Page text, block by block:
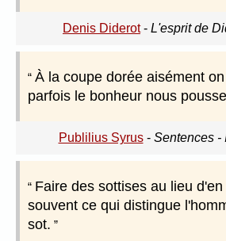
Denis Diderot- L'esprit de
À la coupe dorée aisément
parfois le bonheur nous
Publilius Syrus- Sentences -
Faire des sottises au lieu
souvent ce qui distingue
sot.